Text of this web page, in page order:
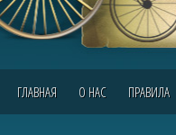
ГЛАВНАЯ О НАС ПРАВИЛА